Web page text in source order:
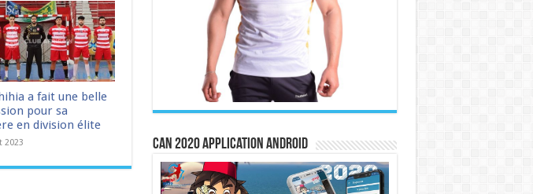
a fait une belle
pour sa
en division élite
2023 CAN 2020 Application Android